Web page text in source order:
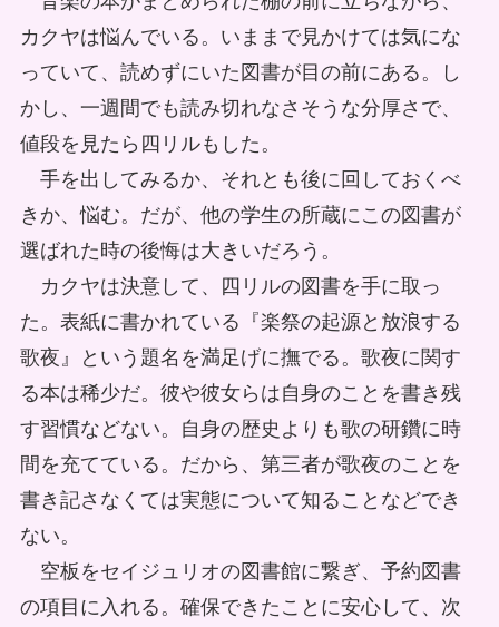
カクヤは悩んでいる。いままで見かけては気にな
っていて、読めずにいた図書が目の前にある。し
かし、一週間でも読み切れなさそうな分厚さで、
値段を見たら四リルもした。
手を出してみるか、それとも後に回しておくべ
きか、悩む。だが、他の学生の所蔵にこの図書が
選ばれた時の後悔は大きいだろう。
カクヤは決意して、四リルの図書を手に取っ
た。表紙に書かれている『楽祭の起源と放浪する
歌夜』という題名を満足げに撫でる。歌夜に関す
る本は稀少だ。彼や彼女らは自身のことを書き残
す習慣などない。自身の歴史よりも歌の研鑽に時
間を充てている。だから、第三者が歌夜のことを
書き記さなくては実態について知ることなどでき
ない。
空板をセイジュリオの図書館に繋ぎ、予約図書
の項目に入れる。確保できたことに安心して、次